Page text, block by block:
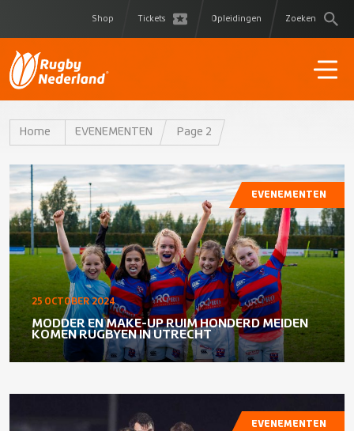
Shop Tickets Opleidingen Zoeken
Home EVENEMENTEN Page 2
25 OCTOBER 2024
MODDER EN MAKE-UP RUIM HONDERD MEIDEN
KOMEN RUGBYEN IN UTRECHT
EVENEMENTEN
EVENEMENTEN